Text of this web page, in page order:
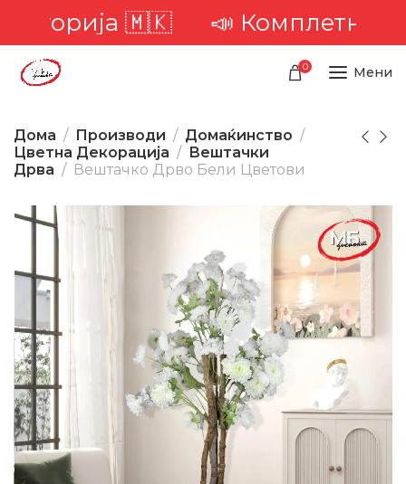
🇲🇰📣 Комплетна
0 Мени
Дома Производи
Домаќинство
Цветна Декорација
Вештачки
Дрва
Вештачко Дрво Бели Цветови
-25%